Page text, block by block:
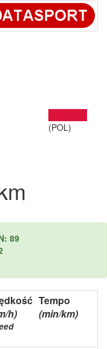
(POL)
89
h)
Tempo
(min/km)